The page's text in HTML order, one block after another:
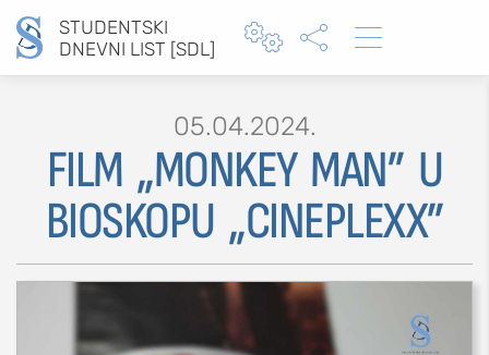
STUDENTSKI
DNEVNI LIST [SDL]
  
Type 2 or more characters for results.
MOJ SDL
05.04.2024.
FILM „MONKEY MAN” U
BIOSKOPU „CINEPLEXX”